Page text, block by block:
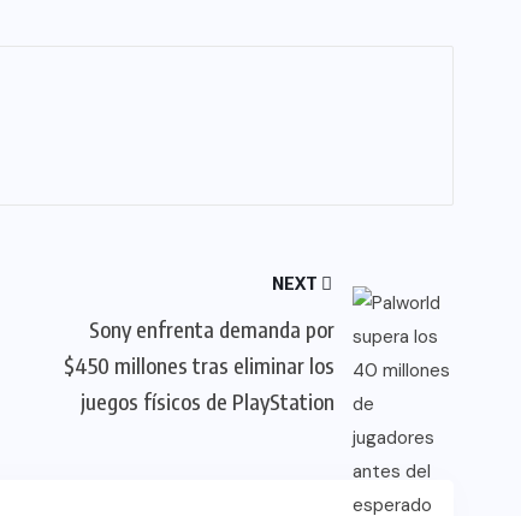
NEXT
Sony enfrenta demanda por
$450 millones tras eliminar los
juegos físicos de PlayStation